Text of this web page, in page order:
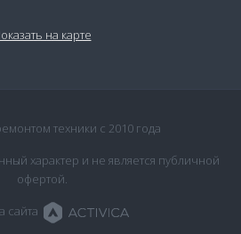
на карте
техники с 2010 года
характер и не является публичной
офертой.
сайта